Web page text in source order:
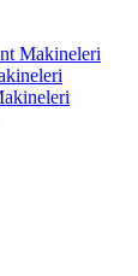
Makineleri